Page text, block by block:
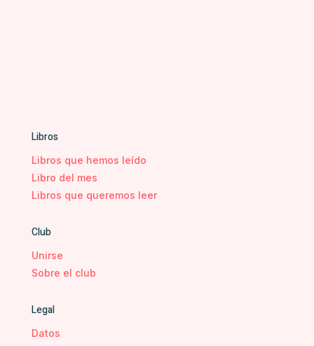
Libros
Libros que hemos leído
Libro del mes
Libros que queremos leer
Club
Unirse
Sobre el club
Legal
Datos